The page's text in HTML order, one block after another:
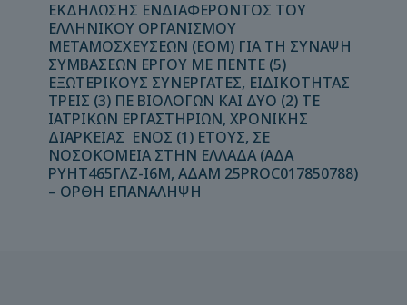
ΕΚΔΗΛΩΣΗΣ ΕΝΔΙΑΦΕΡΟΝΤΟΣ ΤΟΥ
ΕΛΛΗΝΙΚΟΥ ΟΡΓΑΝΙΣΜΟΥ
ΜΕΤΑΜΟΣΧΕΥΣΕΩΝ (ΕΟΜ) ΓΙΑ ΤΗ ΣΥΝΑΨΗ
ΣΥΜΒΑΣΕΩΝ ΕΡΓΟΥ ΜΕ ΠΕΝΤΕ (5)
ΕΞΩΤΕΡΙΚΟΥΣ ΣΥΝΕΡΓΑΤΕΣ, ΕΙΔΙΚΟΤΗΤΑΣ
ΤΡΕΙΣ (3) ΠΕ ΒΙΟΛΟΓΩΝ ΚΑΙ ΔΥΟ (2) ΤΕ
ΙΑΤΡΙΚΩΝ ΕΡΓΑΣΤΗΡΙΩΝ, ΧΡΟΝΙΚΗΣ
ΔΙΑΡΚΕΙΑΣ ΕΝΟΣ (1) ΕΤΟΥΣ, ΣΕ
ΝΟΣΟΚΟΜΕΙΑ ΣΤΗΝ ΕΛΛΑΔΑ (ΑΔΑ
ΡΥΗΤ465ΓΛΖ-Ι6Μ, ΑΔΑΜ 25PROC017850788)
– ΟΡΘΗ ΕΠΑΝΑΛΗΨΗ